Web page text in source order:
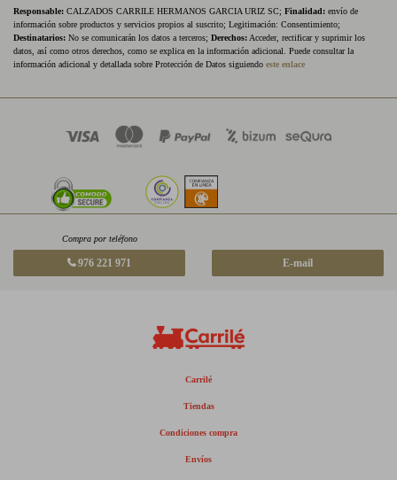
Responsable: CALZADOS CARRILE HERMANOS GARCIA URIZ SC; Finalidad: envío de
información sobre productos y servicios propios al suscrito; Legitimación: Consentimiento;
Destinatarios: No se comunicarán los datos a terceros; Derechos: Acceder, rectificar y suprimir los
datos, así como otros derechos, como se explica en la información adicional. Puede consultar la
información adicional y detallada sobre Protección de Datos siguiendo este enlace
Compra por teléfono
976 221 971 E-mail
Carrilé
Tiendas
Condiciones compra
Envíos